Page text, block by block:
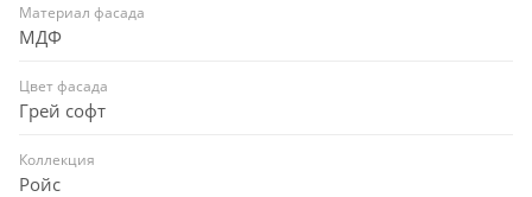
Материал фасада
МДФ
Цвет фасада
Грей софт
Коллекция
Ройс